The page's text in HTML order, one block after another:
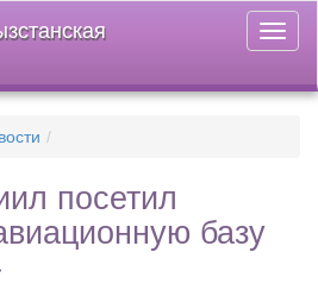
меню
посетил
базу